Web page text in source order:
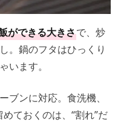
ができる大きさで、炒
。鍋のフタはひっくり
います。
ブンに対応。食洗機、
ておくのは、“割れ”だ